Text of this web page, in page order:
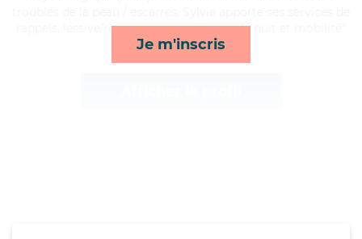
Je m'inscris
rappels, lessive/repassage, surveillance de nuit et mobilité*